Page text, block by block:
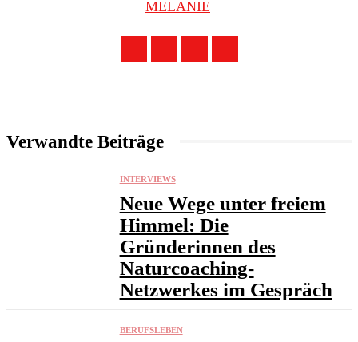
MELANIE
Verwandte Beiträge
INTERVIEWS
Neue Wege unter freiem
Himmel: Die
Gründerinnen des
Naturcoaching-
Netzwerkes im Gespräch
BERUFSLEBEN